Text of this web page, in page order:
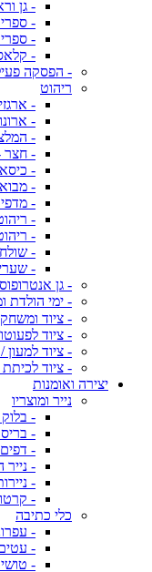
- גן
-
-
-
- הפסקה
ריהוט
-
-
-
- חצר
-
-
-
-
-
-
-
- גן
- ימי הולדת
- ציוד
- ציוד לפעוטון -
- ציוד למעון /
- ציוד לכיתת
יצירה ואומנות
נייר ומוצריו
- בלוק
-
-
-
-
-
כלי כתיבה
-
-
-